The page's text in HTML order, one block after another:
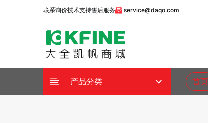
联系询价技术支持售后服务 service@daqo.com
产品分类 首页